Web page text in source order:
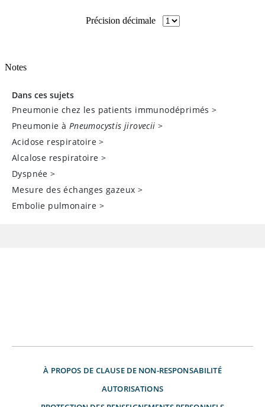
Dans ces sujets
Pneumonie chez les patients immunodéprimés >
Pneumonie à Pneumocystis jirovecii >
Acidose respiratoire >
Alcalose respiratoire >
Dyspnée >
Mesure des échanges gazeux >
Embolie pulmonaire >
À PROPOS DE CLAUSE DE NON-RESPONSABILITÉ
AUTORISATIONS